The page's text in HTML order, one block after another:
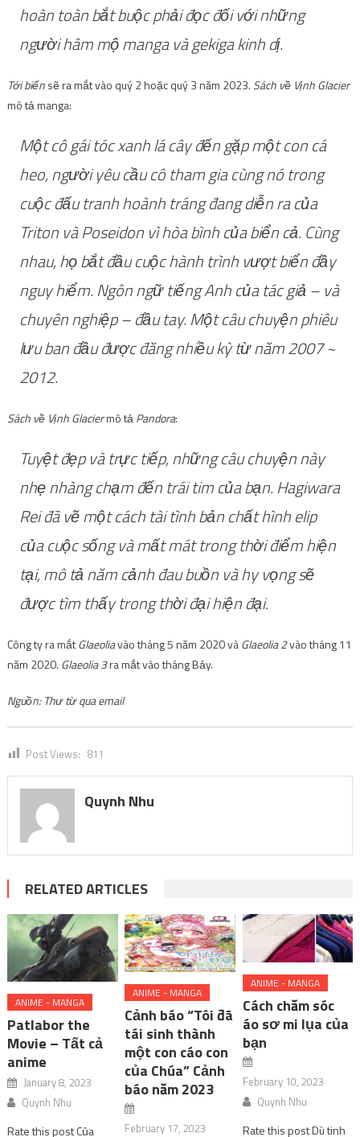
hoàn toàn bắt buộc phải đọc đối với những
người hâm mộ manga và gekiga kinh dị.
Tới biểnsẽ ra mắt vào quý 2 hoặc quý 3 năm 2023. Sách về Vịnh Glacier
mô tả manga:
Một cô gái tóc xanh lá cây đến gặp một con cá
heo, người yêu cầu cô tham gia cùng nó trong
cuộc đấu tranh hoành tráng đang diễn ra của
Triton và Poseidon vì hòa bình của biển cả. Cùng
nhau, họ bắt đầu cuộc hành trình vượt biển đầy
nguy hiểm. Ngôn ngữ tiếng Anh của tác giả – và
chuyên nghiệp – đầu tay. Một câu chuyện phiêu
lưu ban đầu được đăng nhiều kỳ từ năm 2007 ~
2012.
Sách về Vịnh Glaciermô tảPandora:
Tuyệt đẹp và trực tiếp, những câu chuyện này
nhẹ nhàng chạm đến trái tim của bạn. Hagiwara
Rei đã vẽ một cách tài tình bản chất hình elip
của cuộc sống và mất mát trong thời điểm hiện
tại, mô tả năm cảnh đau buồn và hy vọng sẽ
được tìm thấy trong thời đại hiện đại.
Công ty ra mắtGlaeoliavào tháng 5 năm 2020 vàGlaeolia2vào tháng 11
năm 2020. Glaeolia3ra mắt vào tháng Bảy.
Nguồn: Thư từ qua email
Post Views: 811
Quynh Nhu
RELATED ARTICLES
ANIME - MANGA
Patlabor the
Movie – Tất cả
anime
January 8, 2023
Quynh Nhu
Rate this post Của
ANIME - MANGA
Cảnh báo “Tôi đã
tái sinh thành
một con cáo con
của Chúa” Cảnh
báo năm 2023
February 17, 2023
ANIME - MANGA
Cách chăm sóc
áo sơ mi lụa của
bạn
February 10, 2023
Quynh Nhu
Rate this post Dù tinh